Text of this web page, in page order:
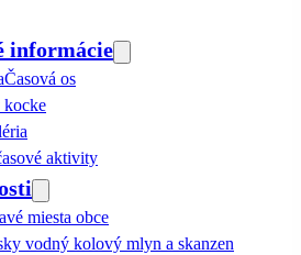
informácie
Časová os
kocke
aktivity
miesta obce
vodný kolový mlyn a skanzen